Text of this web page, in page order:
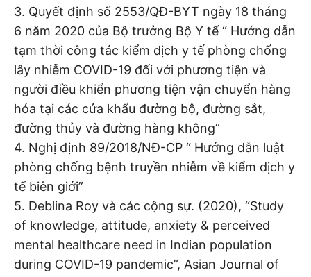
3. Quyết định số 2553/QĐ-BYT ngày 18 tháng
6 năm 2020 của Bộ trưởng Bộ Y tế “ Hướng dẫn
tạm thời công tác kiểm dịch y tế phòng chống
lây nhiễm COVID-19 đối với phương tiện và
người điều khiển phương tiện vận chuyển hàng
hóa tại các cửa khẩu đường bộ, đường sắt,
đường thủy và đường hàng không”
4. Nghị định 89/2018/NĐ-CP “ Hướng dẫn luật
phòng chống bệnh truyền nhiễm về kiểm dịch y
tế biên giới”
5. Deblina Roy và các cộng sự. (2020), “Study
of knowledge, attitude, anxiety & perceived
mental healthcare need in Indian population
during COVID-19 pandemic”, Asian Journal of